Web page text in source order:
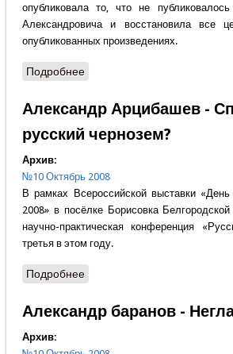
опубликовала то, что не
Александровича и восстановила все
опубликованных произведениях.
Подробнеео Николай Коняев - Собрат
Александр Арцибашев -
русский чернозем?
Архив:
№10 Октябрь 2008
В рамках Всероссийской выставки
2008» в посёлке Борисовка
научно-практическая конференция
третья в этом году.
Подробнеео Александр Арцибашев -
Александр баранов -
Архив: